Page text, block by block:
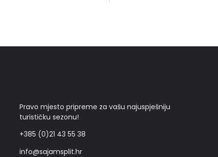
Pravo mjesto pripreme za vašu najuspješniju
turističku sezonu!
+385 (0)21 43 55 38
info@sajamsplit.hr